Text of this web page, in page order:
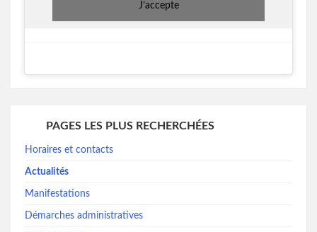
J’accepte
PAGES LES PLUS RECHERCHÉES
Horaires et contacts
Actualités
Manifestations
Démarches administratives